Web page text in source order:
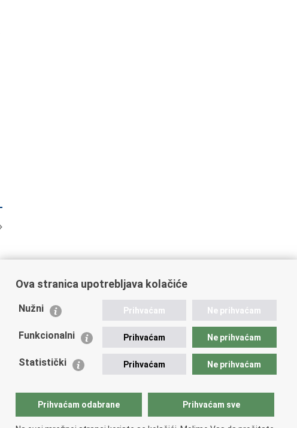
Važne poveznice
Ministarstvo unutarnjih poslova
Udruge
Policijska akademija
Zaklada policijske solidarnosti
Centar za forenzična ispitivanja, istraživanja i vještačenja
"Ivan Vučetić"
Ova stranica upotrebljava kolačiće
Nužni Prihvaćam Ne prihvaćam
Funkcionalni Prihvaćam Ne prihvaćam
Statistički Prihvaćam Ne prihvaćam
Prihvaćam odabrane Prihvaćam sve